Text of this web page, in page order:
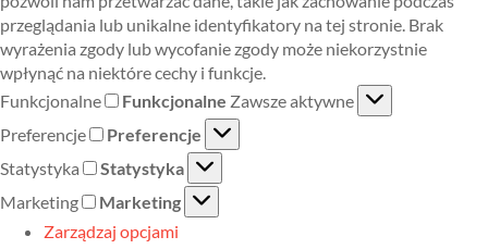
przeglądania lub unikalne identyfikatory na tej stronie. Brak
wyrażenia zgody lub wycofanie zgody może niekorzystnie
wpłynąć na niektóre cechy i funkcje.
Funkcjonalne
Funkcjonalne Zawsze aktywne
Preferencje
Preferencje
Statystyka
Statystyka
Marketing
Marketing
Zarządzaj opcjami